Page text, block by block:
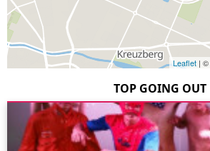
Leaflet | ©
TOP GOING OUT